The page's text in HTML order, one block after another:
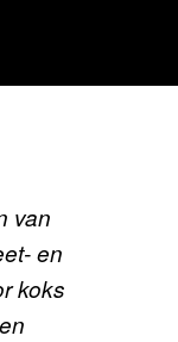
van
en
koks